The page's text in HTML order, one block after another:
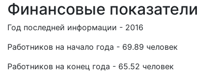
Финансовые показатели
Год последней информации - 2016
Работников на начало года - 69.89 человек
Работников на конец года - 65.52 человек